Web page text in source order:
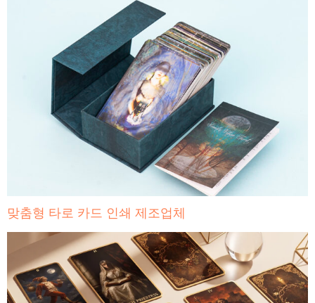
맞춤형 타로 카드 인쇄 제조업체